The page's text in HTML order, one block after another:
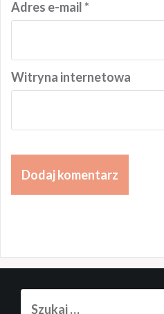
Adres e-mail*
Witryna internetowa